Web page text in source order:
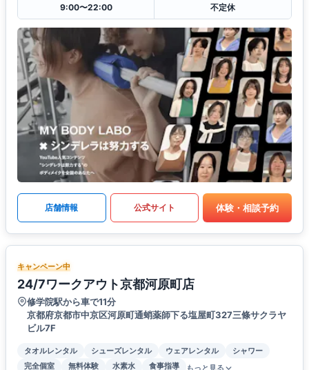
9:00〜22:00
不定休
店舗情報 公式サイト 体験・相談予約
キャンペーン中
24/7ワークアウト京都河原町店
修学院駅から車で11分
京都府京都市中京区河原町通蛸薬師下る塩屋町327三條サクラヤ
ビル7F
タオルレンタル シューズレンタル ウェアレンタル
シャワー
完全個室
無料体験 水素水 食事指導